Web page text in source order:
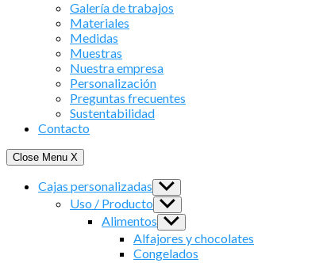
Galería de trabajos
Materiales
Medidas
Muestras
Nuestra empresa
Personalización
Preguntas frecuentes
Sustentabilidad
Contacto
Close Menu X
Cajas personalizadas Show
sub
menu
Uso / Producto Show
sub
menu
Alimentos Show
sub
menu
Alfajores y chocolates
Congelados